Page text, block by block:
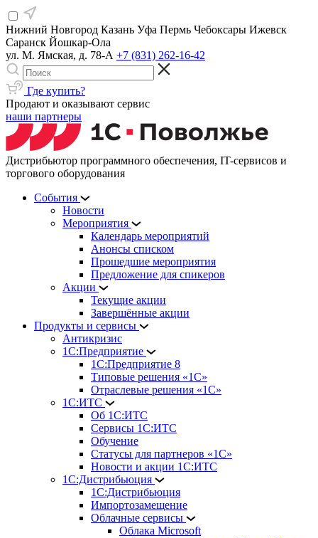
Нижний Новгород Казань Уфа Пермь Чебоксары Ижевск
Саранск Йошкар-Ола
ул. М. Ямская, д. 78-А +7 (831) 262-16-42
Где купить?
Продают и оказывают сервис
наши партнеры
Дистрибьютор программного обеспечения, IT-сервисов и
торгового оборудования
События
Новости
Мероприятия
Календарь мероприятий
Анонсы списком
Прошедшие мероприятия
Предложение для спикеров
Акции
Текущие акции
Завершённые акции
Продукты и сервисы
Антикризис
1С:Предприятие
1С:Предприятие 8
Типовые решения «1С»
Отраслевые решения «1С»
1С:ИТС
Об 1С:ИТС
Сервисы 1С:ИТС
Обучение
Статусы для партнеров «1С»
Новости и акции 1С:ИТС
1С:Дистрибьюция
1С:Дистрибьюция
Импортозамещение
Облачные сервисы
Облака Microsoft